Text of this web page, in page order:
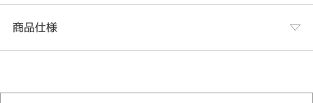
商品仕様
萬時 結婚指輪